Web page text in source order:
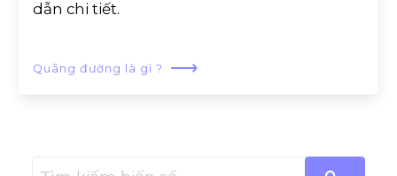
dẫn chi tiết.
Quãng đường là gì ? ⟶